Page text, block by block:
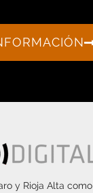
y Rioja Alta